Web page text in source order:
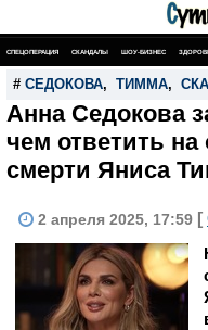
СПЕЦОПЕРАЦИЯ СКАНДАЛЫ ШОУ-БИЗНЕС
# СЕДОКОВА, ТИММА,
Анна Седокова
чем ответить
смерти Яниса
2 апреля 2025, 17:59 [